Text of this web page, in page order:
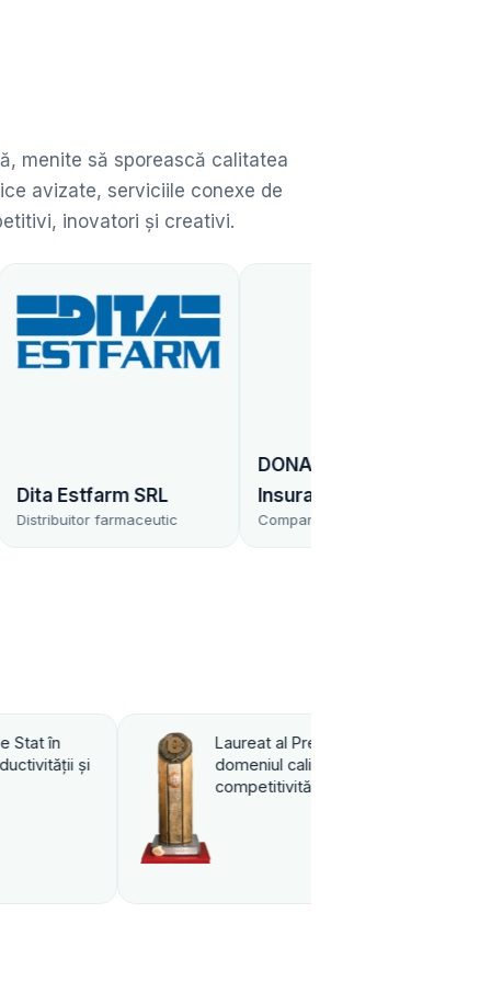
menite să sporească calitatea
avizate, serviciile conexe de
inovatori și creativi.
DONARIS Vienna
Insurance Group SA
Compania de Asigurări
de Stat în
productivităţii şi
2002
Premiul Internațional
managementul afacerilor”,